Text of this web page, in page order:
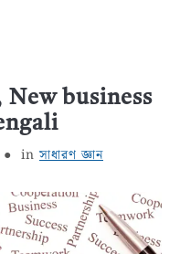
New business
inসাধারণ জ্ঞান